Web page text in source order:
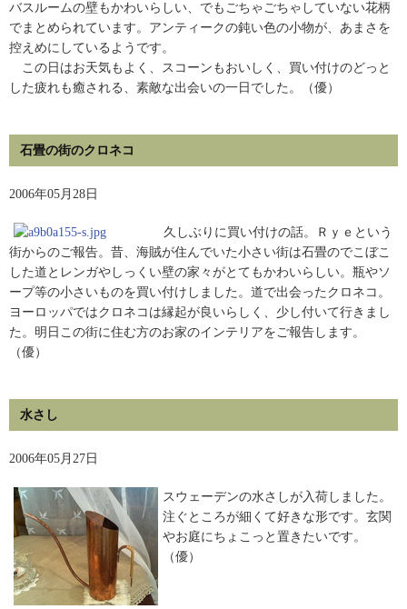
バスルームの壁もかわいらしい、でもごちゃごちゃしていない花柄
でまとめられています。アンティークの鈍い色の小物が、あまさを
控えめにしているようです。
この日はお天気もよく、スコーンもおいしく、買い付けのどっと
した疲れも癒される、素敵な出会いの一日でした。（優）
石畳の街のクロネコ
2006年05月28日
久しぶりに買い付けの話。Ｒｙｅという
街からのご報告。昔、海賊が住んでいた小さい街は石畳のでこぼこ
した道とレンガやしっくい壁の家々がとてもかわいらしい。瓶やソ
ープ等の小さいものを買い付けしました。道で出会ったクロネコ。
ヨーロッパではクロネコは縁起が良いらしく、少し付いて行きまし
た。明日この街に住む方のお家のインテリアをご報告します。
（優）
水さし
2006年05月27日
スウェーデンの水さしが入荷しました。
注ぐところが細くて好きな形です。玄関
やお庭にちょこっと置きたいです。
（優）